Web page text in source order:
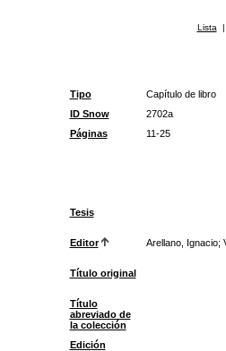
Lista |
Tipo
Capítulo de libro
ID Snow
2702a
Páginas
11-25
Tesis
Editor Arellano, Ignacio;
Título original
Título
abreviado de
la colección
Edición